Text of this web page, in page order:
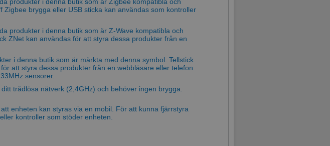
produkter i denna butik som är Zigbee kompatibla och
Zigbee brygga eller USB sticka kan användas som kontroller
produkter i denna butik som är Z-Wave kompatibla och
ZNet kan användas för att styra dessa produkter från en
i denna butik som är märkta med denna symbol. Tellstick
att styra dessa produkter från en webbläsare eller telefon.
sensorer.
trådlösa nätverk (2,4GHz) och behöver ingen brygga.
enheten kan styras via en mobil. För att kunna fjärrstyra
kontroller som stöder enheten.